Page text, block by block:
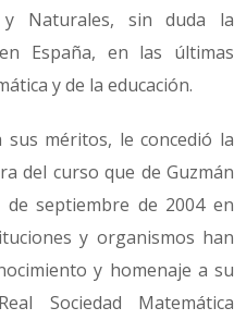
y Naturales, sin duda la
España, en las últimas
y de la educación.
méritos, le concedió la
del curso que de Guzmán
septiembre de 2004 en
y organismos han
y homenaje a su
Sociedad Matemática